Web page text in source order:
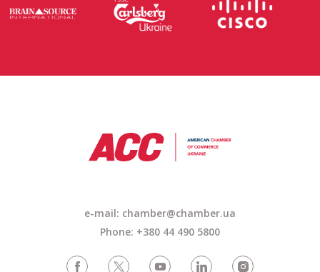
e-mail: chamber@chamber.ua
Phone: +380 44 490 5800